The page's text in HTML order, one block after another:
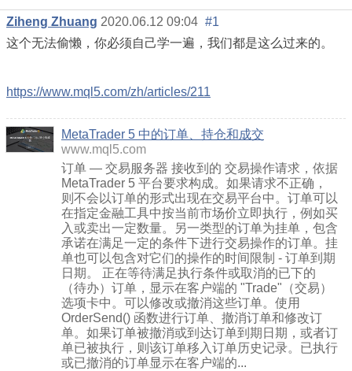
Ziheng Zhuang 2020.06.12 09:04 #1
这个无法偷懒，你必须自己学一遍，我们都是这么过来的。
https://www.mql5.com/zh/articles/211
MetaTrader 5 中的订单、持仓和成交
www.mql5.com
订单 — 交易服务器 接收到的 交易操作请求，依据
MetaTrader 5 平台要求构成。如果请求不正确，
则不会以订单的形式出现在交易平台中。订单可以
在指定金融工具中按当前市场价立即执行，例如买
入或卖出一定数量。另一类型的订单为挂单，包含
承诺在满足一定的条件下进行交易操作的订单。挂
单也可以包含对它们的操作的时间限制 - 订单到期
日期。 正在等待满足执行条件或取消的已下的
（待办）订单，显示在客户端的 "Trade"（交易）
选项卡中。可以修改或撤消这些订单。使用
OrderSend() 函数进行订单、撤消订单和修改订
单。如果订单被撤消或到达订单到期日期，或者订
单已被执行，则该订单移入订单历史记录。已执行
或已撤消的订单显示在客户端的...